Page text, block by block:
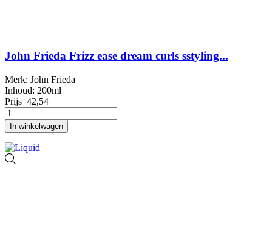
John Frieda Frizz ease dream curls sstyling...
Merk: John Frieda
Inhoud: 200ml
Prijs 42,54
In winkelwagen